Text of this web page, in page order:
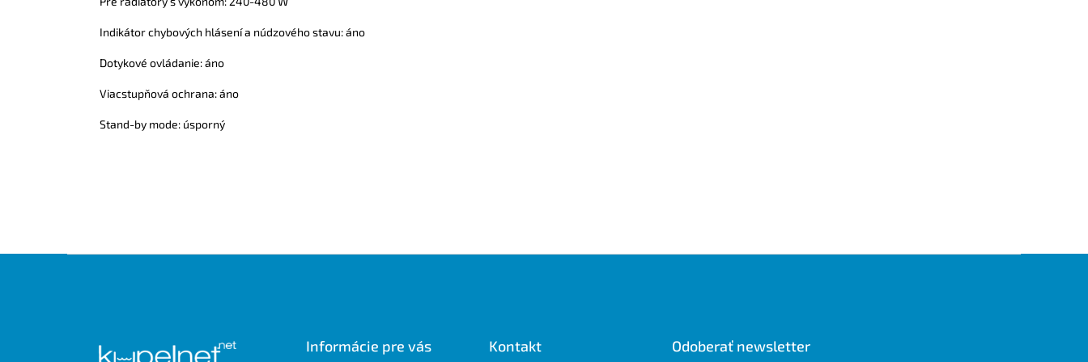
Indikátor chybových hlásení a núdzového stavu: áno
Dotykové ovládanie: áno
Viacstupňová ochrana: áno
Stand-by mode: úsporný
Informácie pre vás Kontakt Odoberať newsletter